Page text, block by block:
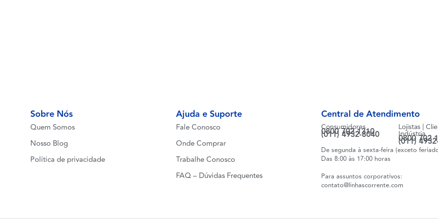
Sobre Nós
Quem Somos
Nosso Blog
Política de privacidade
Ajuda e Suporte
Fale Conosco
Onde Comprar
Trabalhe Conosco
FAQ – Dúvidas Frequentes
Central de Atendimento
Consumidores
0800 702 1310
(011) 4932-8040
Lojistas |
Indústria
0800 702
(011)
De segunda à sexta-feira (exceto
Das 8:00 às 17:00 horas
Para assuntos corporativos:
contato@linhascorrente.com